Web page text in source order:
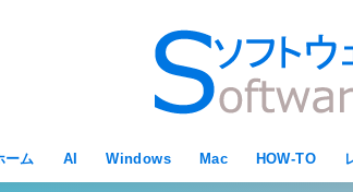
ーム AI Windows Mac HOW-TO